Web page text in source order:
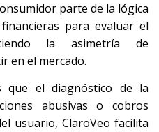
parte de la lógica
para evaluar el
la asimetría de
en el mercado.
que el diagnóstico de la
abusivas o cobros
usuario, ClaroVeo facilita